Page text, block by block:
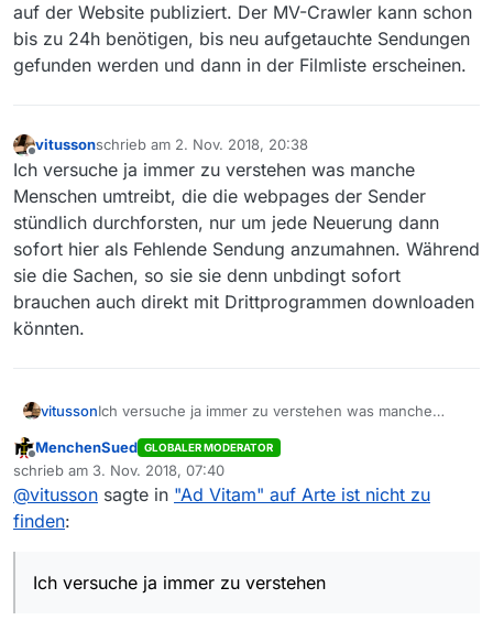
auf der Website publiziert. Der MV-Crawler kann schon
bis zu 24h benötigen, bis neu aufgetauchte Sendungen
gefunden werden und dann in der Filmliste erscheinen.
vitussonschrieb am 2. Nov. 2018, 20:38
zuletzt editiert von
Ich versuche ja immer zu verstehen was manche
Menschen umtreibt, die die webpages der Sender
stündlich durchforsten, nur um jede Neuerung dann
sofort hier als Fehlende Sendung anzumahnen. Während
sie die Sachen, so sie sie denn unbdingt sofort
brauchen auch direkt mit Drittprogrammen downloaden
könnten.
vitussonIch versuche ja immer zu verstehen was manche
stündlich durchforsten, nur um jede Neuerung dann
sofort hier als Fehlende Sendung anzumahnen.
Während sie die Sachen, so sie sie denn unbdingt
Offline
MenchenSued GLOBALER MODERATOR
schrieb am 3. Nov. 2018, 07:40
zuletzt editiert von
@vitusson sagte in "Ad Vitam" auf Arte ist nicht zu
finden:
Ich versuche ja immer zu verstehen